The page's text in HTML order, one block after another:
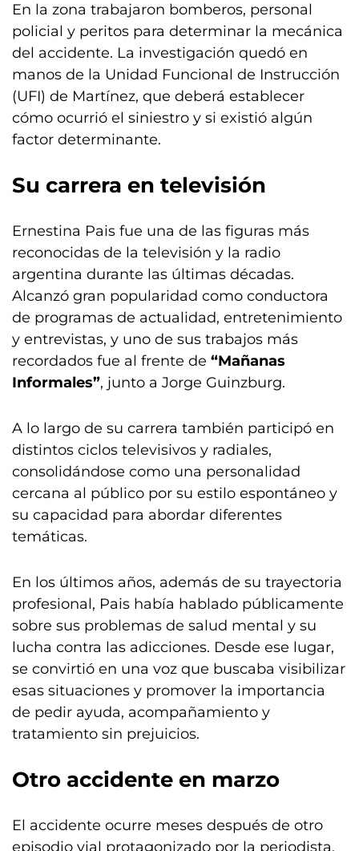
En la zona trabajaron bomberos, personal
policial y peritos para determinar la mecánica
del accidente. La investigación quedó en
manos de la Unidad Funcional de Instrucción
(UFI) de Martínez, que deberá establecer
cómo ocurrió el siniestro y si existió algún
factor determinante.
Su carrera en televisión
Ernestina Pais fue una de las figuras más
reconocidas de la televisión y la radio
argentina durante las últimas décadas.
Alcanzó gran popularidad como conductora
de programas de actualidad, entretenimiento
y entrevistas, y uno de sus trabajos más
recordados fue al frente de “Mañanas
Informales”, junto a Jorge Guinzburg.
A lo largo de su carrera también participó en
distintos ciclos televisivos y radiales,
consolidándose como una personalidad
cercana al público por su estilo espontáneo y
su capacidad para abordar diferentes
temáticas.
En los últimos años, además de su trayectoria
profesional, Pais había hablado públicamente
sobre sus problemas de salud mental y su
lucha contra las adicciones. Desde ese lugar,
se convirtió en una voz que buscaba visibilizar
esas situaciones y promover la importancia
de pedir ayuda, acompañamiento y
tratamiento sin prejuicios.
Otro accidente en marzo
El accidente ocurre meses después de otro
episodio vial protagonizado por la periodista.